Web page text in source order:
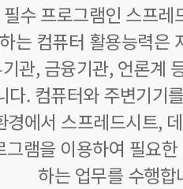
수 프로그램인 스프
는 컴퓨터 활용능력은
관, 금융기관, 언론계
다. 컴퓨터와 주변기기
경에서 스프레드시트,
그램을 이용하여 필요
하는 업무를 수행합